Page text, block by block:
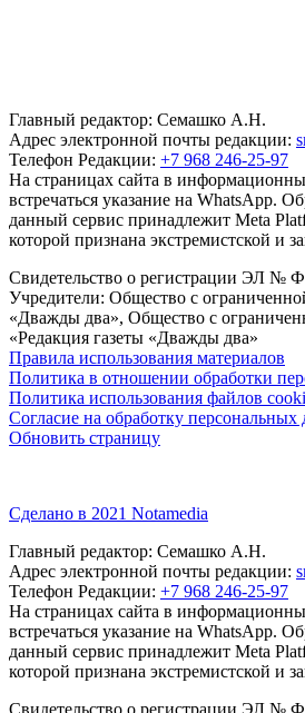
Главный редактор: Семашко А.Н.
Адрес электронной почты редакции:
Телефон Редакции: +7 968 246-25-97
На страницах сайта в
встречаться указание на WhatsApp.
данный сервис принадлежит Meta
которой признана экстремистской и
Свидетельство о регистрации ЭЛ №
Учредители: Общество с
«Дважды два», Общество с
«Редакция газеты «Дважды два»
Правила использования материалов
Политика в отношении обработки
Политика использования файлов
Согласие на обработку
Обновить страницу
Сделано в 2021 Notamedia
Главный редактор: Семашко А.Н.
Адрес электронной почты редакции:
Телефон Редакции: +7 968 246-25-97
На страницах сайта в
встречаться указание на WhatsApp.
данный сервис принадлежит Meta
которой признана экстремистской и
Свидетельство о регистрации ЭЛ №